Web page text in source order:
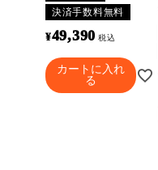
決済手数料無料
¥49,390 税込
カートに入れ
る